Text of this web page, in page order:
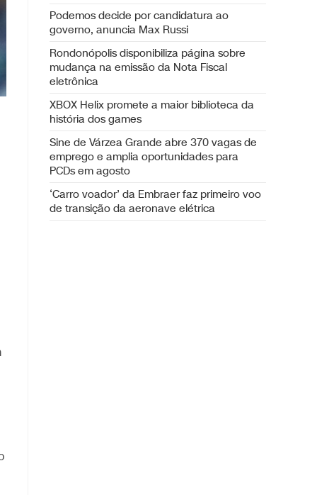
Podemos decide por candidatura ao
governo, anuncia Max Russi
Rondonópolis disponibiliza página sobre
mudança na emissão da Nota Fiscal
eletrônica
XBOX Helix promete a maior biblioteca da
história dos games
Sine de Várzea Grande abre 370 vagas de
emprego e amplia oportunidades para
PCDs em agosto
‘Carro voador’ da Embraer faz primeiro voo
de transição da aeronave elétrica